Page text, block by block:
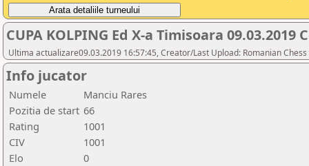
CUPA KOLPING Ed X-a Timisoara 09.03.2019
Ultima actualizare09.03.2019 16:57:45, Creator/Last Upload: Romanian
Info jucator
Numele
Manciu Rares
Pozitia de start 66
Rating
1001
CIV
1001
Elo
0